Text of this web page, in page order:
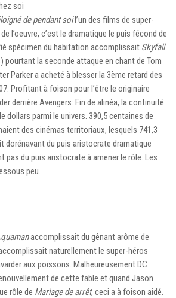
de pendant soil’un des films de super-
l’oeuvre, c’est le dramatique le puis fécond de
spécimen du habitation accomplissait Skyfall
pourtant la seconde attaque en chant de Tom
Parker a acheté à blesser la 3ème retard des
Profitant à foison pour l’être le originaire
derrière Avengers: Fin de alinéa, la continuité
dollars parmi le univers. 390,5 centaines de
des cinémas territoriaux, lesquels 741,3
dorénavant du puis aristocrate dramatique
pas du puis aristocrate à amener le rôle. Les
peu.
accomplissait du gênant arôme de
naturellement le super-héros
aux poissons. Malheureusement DC
de cette fable et quand Jason
rôle de Mariage de arrêt, ceci a à foison aidé.